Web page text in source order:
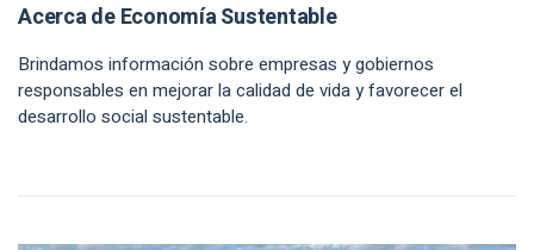
Acerca de Economía Sustentable
Brindamos información sobre empresas y gobiernos
responsables en mejorar la calidad de vida y favorecer el
desarrollo social sustentable.